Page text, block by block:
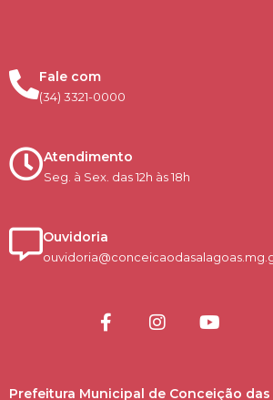
Fale com
(34) 3321-0000
Atendimento
Seg. à Sex. das 12h às 18h
Ouvidoria
Prefeitura Municipal de Conceição das